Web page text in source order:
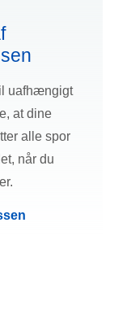
uafhængigt
at dine
alle spor
når du